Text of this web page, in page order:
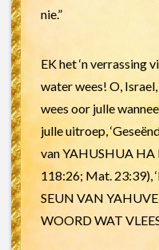
nie.”
EK het ‘n verrassing
water wees! O,
wees oor julle
julle uitroep,
van YAHUSHUA HA
118:26; Mat. 23:39),
SEUN VAN
WOORD WAT